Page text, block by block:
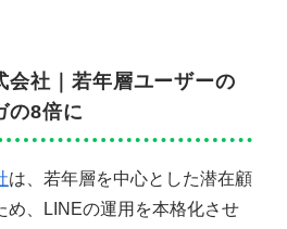
会社｜若年層ユーザーの
の8倍に
は、若年層を中心とした潜在顧
め、LINEの運用を本格化させ